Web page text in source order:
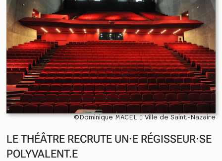
©Dominique MACEL  Ville de Saint-Nazaire
LE THÉÂTRE RECRUTE UN·E RÉGISSEUR·SE
POLYVALENT.E